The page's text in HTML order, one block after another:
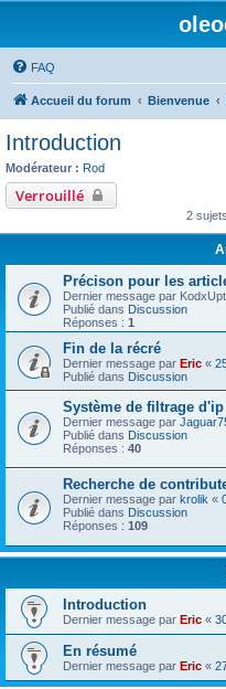
FAQ
Accueil du forum Bienvenue
Introduction
Modérateur : Rod
Verrouillé
2
Précison pour les
Dernier message par
Publié dans Discussion
Réponses : 1
Fin de la récré
Dernier message par Eric «
Publié dans Discussion
Système de filtrage d'ip
Dernier message par
Publié dans Discussion
Réponses : 40
Recherche de
Dernier message par krolik «
Publié dans Discussion
Réponses : 109
Introduction
Dernier message par Eric «
En résumé
Dernier message par Eric «